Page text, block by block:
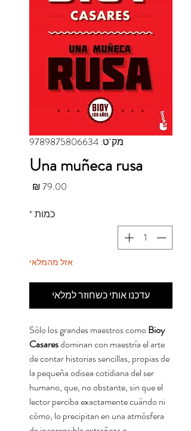
מק"ט: 9789875806634
Una muñeca rusa
כמות*
אזל מהמלאי
עדכנו אותי כשחוזר למלאי
Sólo los grandes maestros como Bioy
Casaresdominan con maestría el arte
de contar historias sencillas, propias de
la pequeña odisea cotidiana del ser
humano, que, no obstante, sin que el
lector perciba exactamente cuándo ni
cómo, lo precipitan en una atmósfera